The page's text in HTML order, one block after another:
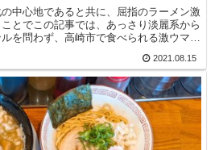
中心地であると共に、屈指のラーメン激
とでこの記事では、あっさり淡麗系から
を問わず、高崎市で食べられる激ウマな
2021.08.15